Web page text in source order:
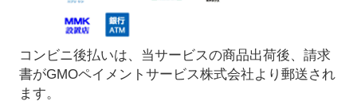
コンビニ後払いは、当サービスの商品出荷後、請求
書がGMOペイメントサービス株式会社より郵送され
ます。